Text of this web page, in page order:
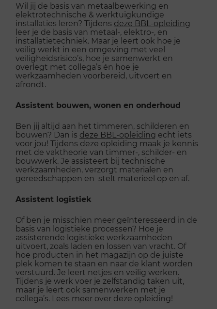
Wil jij de basis van metaalbewerking en
elektrotechnische & werktuigkundige
installaties leren? Tijdens deze BBL-opleiding
leer je de basis van metaal-, elektro-, en
installatietechniek. Maar je leert ook hoe je
veilig werkt in een omgeving met veel
veiligheidsrisico’s, hoe je samenwerkt en
overlegt met collega’s én hoe je
werkzaamheden voorbereid, uitvoert en
afrondt.
Assistent bouwen, wonen en onderhoud
Ben jij altijd aan het timmeren, schilderen en
bouwen? Dan is deze BBL-opleiding echt iets
voor jou! Tijdens deze opleiding maak je kennis
met de vaktheorie van timmer-, schilder- en
bouwwerk. Je assisteert bij technische
werkzaamheden, verzorgt materialen en
gereedschappen en stelt materieel op en af.
Assistent logistiek
Of ben je misschien meer geïnteresseerd in de
basis van logistieke processen? Hoe je
assisterende logistieke werkzaamheden
uitvoert, zoals laden en lossen van vracht. Of
hoe producten in het magazijn op de juiste
plek komen te staan en naar de klant worden
verstuurd. Je leert netjes en veilig werken.
Tijdens je werk voer je zelfstandig taken uit,
maar je leert ook samenwerken met je
collega’s. Lees meer over deze opleiding!